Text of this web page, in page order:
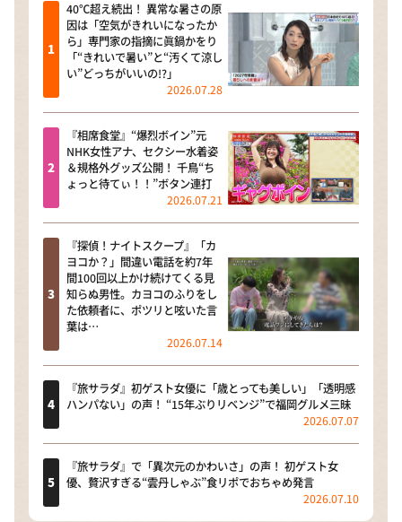
40℃超え続出！ 異常な暑さの原
因は「空気がきれいになったか
ら」専門家の指摘に眞鍋かをり
「“きれいで暑い”と“汚くて涼し
い”どっちがいいの!?」
2026.07.28
『相席食堂』“爆烈ボイン”元
NHK女性アナ、セクシー水着姿
＆規格外グッズ公開！ 千鳥“ち
ょっと待てぃ！！”ボタン連打
2026.07.21
『探偵！ナイトスクープ』「カ
ヨコか？」間違い電話を約7年
間100回以上かけ続けてくる見
知らぬ男性。カヨコのふりをし
た依頼者に、ポツリと呟いた言
葉は…
2026.07.14
『旅サラダ』初ゲスト女優に「歳とっても美しい」「透明感
ハンパない」の声！ “15年ぶりリベンジ”で福岡グルメ三昧
2026.07.07
『旅サラダ』で「異次元のかわいさ」の声！ 初ゲスト女
優、贅沢すぎる“雲丹しゃぶ”食リポでおちゃめ発言
2026.07.10